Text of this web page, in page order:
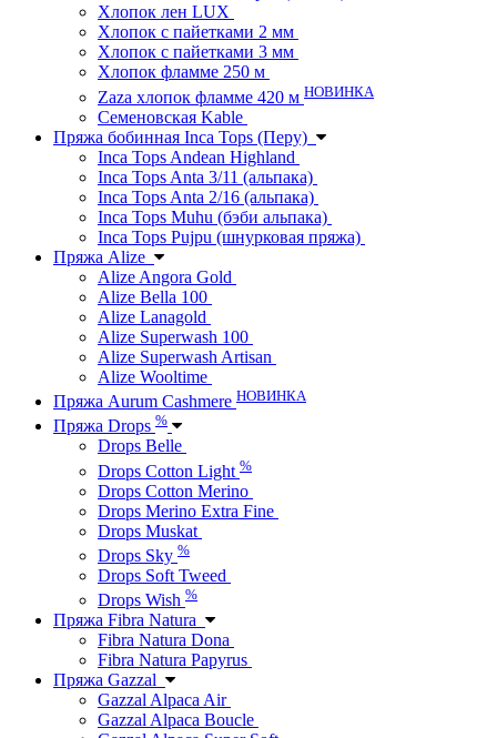
Хлопок лен LUX
Хлопок с пайетками 2 мм
Хлопок с пайетками 3 мм
Хлопок фламме 250 м
Zaza хлопок фламме 420 м НОВИНКА
Семеновская Kable
Пряжа бобинная Inca Tops (Перу)
Inca Tops Andean Highland
Inca Tops Anta 3/11 (альпака)
Inca Tops Anta 2/16 (альпака)
Inca Tops Muhu (бэби альпака)
Inca Tops Pujpu (шнурковая пряжа)
Пряжа Alize
Alize Angora Gold
Alize Bella 100
Alize Lanagold
Alize Superwash 100
Alize Superwash Artisan
Alize Wooltime
Пряжа Aurum Cashmere НОВИНКА
Пряжа Drops %
Drops Belle
Drops Cotton Light %
Drops Cotton Merino
Drops Merino Extra Fine
Drops Muskat
Drops Sky %
Drops Soft Tweed
Drops Wish %
Пряжа Fibra Natura
Fibra Natura Dona
Fibra Natura Papyrus
Пряжа Gazzal
Gazzal Alpaca Air
Gazzal Alpaca Boucle